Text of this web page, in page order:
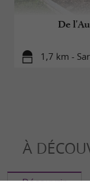
De
1,7 km -
À